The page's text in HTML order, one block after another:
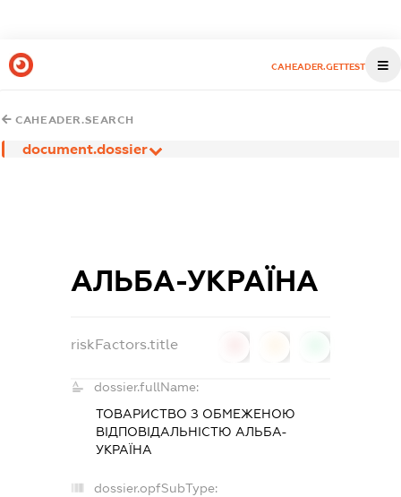
CAHEADER.GETTEST
CAHEADER.SEARCH
document.dossier
АЛЬБА-УКРАЇНА
riskFactors.title
dossier.fullName:
ТОВАРИСТВО З ОБМЕЖЕНОЮ
ВІДПОВІДАЛЬНІСТЮ АЛЬБА-
УКРАЇНА
dossier.opfSubType: